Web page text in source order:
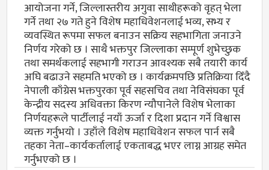
आयोजना गर्ने, जिल्लास्तरीय अगुवा साथीहरूको वृहत् भेला
गर्ने तथा २७ गते हुने विशेष महाधिवेशनलाई भव्य, सभ्य र
व्यवस्थित रूपमा सफल बनाउन सक्रिय सहभागिता जनाउने
निर्णय गरेको छ । साथै भक्तपुर जिल्लाका सम्पूर्ण शुभेच्छुक
तथा समर्थकलाई सहभागी गराउन आवश्यक सबै तयारी कार्य
अघि बढाउने सहमति भएको छ । कार्यक्रमपछि प्रतिक्रिया दिँदै
नेपाली काँग्रेस भक्तपुरका पूर्व सहसचिव तथा नेविसंघका पूर्व
केन्द्रीय सदस्य अधिवक्ता किरण न्यौपानेले विशेष भेलाका
निर्णयहरूले पार्टीलाई नयाँ ऊर्जा र दिशा प्रदान गर्ने विश्वास
व्यक्त गर्नुभयो । उहाँले विशेष महाधिवेशन सफल पार्न सबै
तहका नेता–कार्यकर्तालाई एकताबद्ध भएर लाग्न आग्रह समेत
गर्नुभएको छ ।